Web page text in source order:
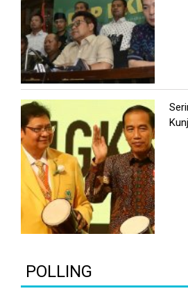
POLLING